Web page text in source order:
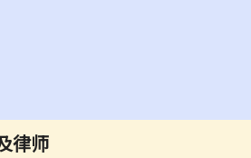
律师
的实效
我照顾我的财政事务。他是一位好人，我
单、直接、有效，涉及的法律费用也不
的解决方案吧？